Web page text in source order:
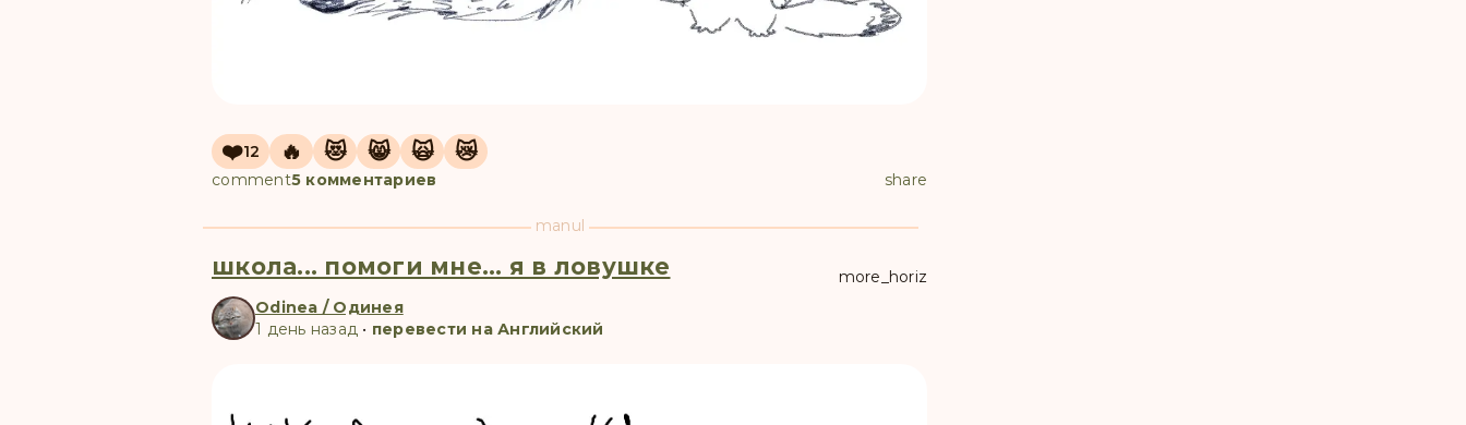
❤️12 🔥 😻 😸 🙀 😿
comment5 комментариев share
manul
школа... помоги мне... я в ловушке
more_horiz
Odinea / Одинея
1 день назад • перевести на Английский